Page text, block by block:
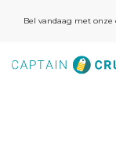
Bel vandaag met